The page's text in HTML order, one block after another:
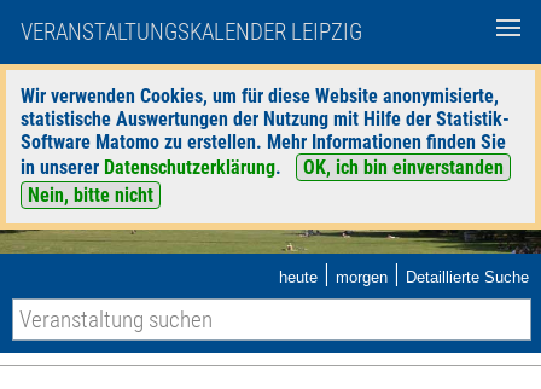
VERANSTALTUNGSKALENDER LEIPZIG
Wir verwenden Cookies, um für diese Website anonymisierte,
statistische Auswertungen der Nutzung mit Hilfe der Statistik-
Software Matomo zu erstellen. Mehr Informationen finden Sie
in unserer Datenschutzerklärung.
OK, ich bin einverstanden
Nein, bitte nicht
heute | morgen | Detaillierte Suche